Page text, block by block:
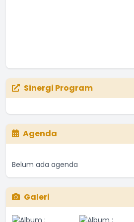
Sinergi Program
Agenda
Belum ada agenda
Galeri